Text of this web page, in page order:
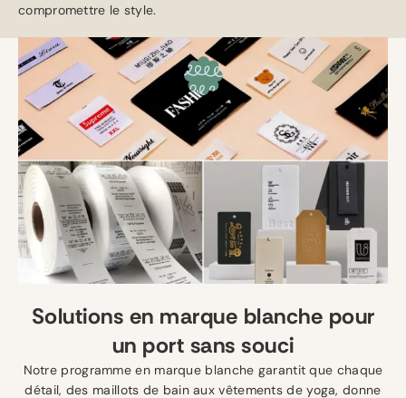
compromettre le style.
Solutions en marque blanche pour
un port sans souci
Notre programme en marque blanche garantit que chaque
détail, des maillots de bain aux vêtements de yoga, donne